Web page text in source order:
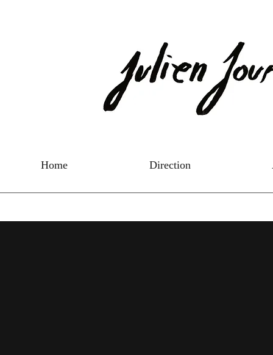
Home Direction